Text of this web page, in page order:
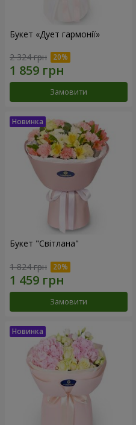
Букет «Дует гармонії»
2 324 грн
Замовити
Букет "Світлана"
1 824 грн
Замовити